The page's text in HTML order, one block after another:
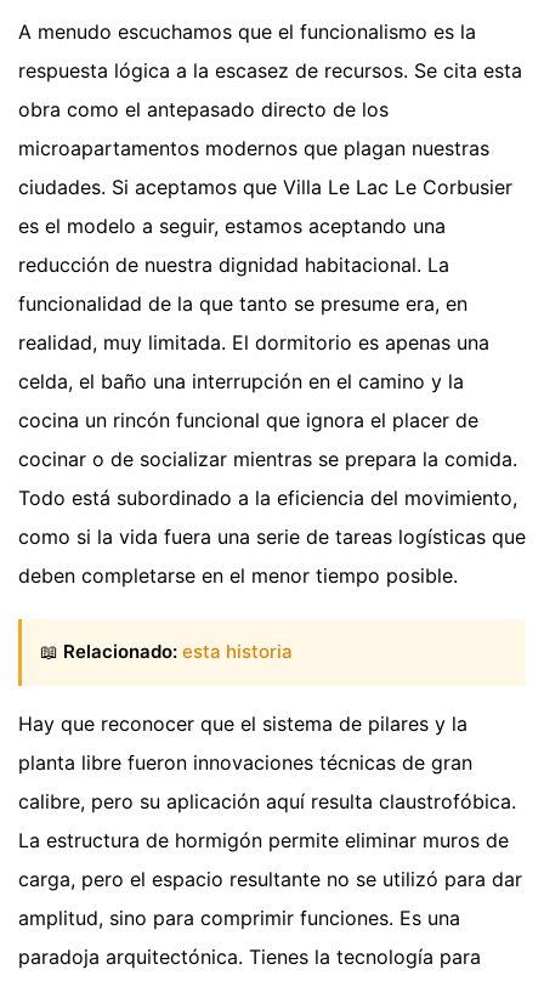
A menudo escuchamos que el funcionalismo es la
respuesta lógica a la escasez de recursos. Se cita esta
obra como el antepasado directo de los
microapartamentos modernos que plagan nuestras
ciudades. Si aceptamos que Villa Le Lac Le Corbusier
es el modelo a seguir, estamos aceptando una
reducción de nuestra dignidad habitacional. La
funcionalidad de la que tanto se presume era, en
realidad, muy limitada. El dormitorio es apenas una
celda, el baño una interrupción en el camino y la
cocina un rincón funcional que ignora el placer de
cocinar o de socializar mientras se prepara la comida.
Todo está subordinado a la eficiencia del movimiento,
como si la vida fuera una serie de tareas logísticas que
deben completarse en el menor tiempo posible.
📖 Relacionado: esta historia
Hay que reconocer que el sistema de pilares y la
planta libre fueron innovaciones técnicas de gran
calibre, pero su aplicación aquí resulta claustrofóbica.
La estructura de hormigón permite eliminar muros de
carga, pero el espacio resultante no se utilizó para dar
amplitud, sino para comprimir funciones. Es una
paradoja arquitectónica. Tienes la tecnología para